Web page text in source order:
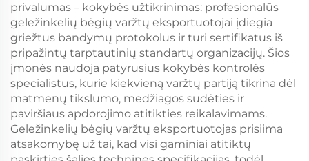
privalumas – kokybės užtikrinimas: profesionalūs
geležinkelių bėgių varžtų eksportuotojai įdiegia
griežtus bandymų protokolus ir turi sertifikatus iš
pripažintų tarptautinių standartų organizacijų. Šios
įmonės naudoja patyrusius kokybės kontrolės
specialistus, kurie kiekvieną varžtų partiją tikrina dėl
matmenų tikslumo, medžiagos sudėties ir
paviršiaus apdorojimo atitikties reikalavimams.
Geležinkelių bėgių varžtų eksportuotojas prisiima
atsakomybę už tai, kad visi gaminiai atitiktų